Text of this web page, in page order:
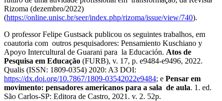
Rizoma (dezembro/2022)
(https://online.unisc.br/seer/index.php/rizoma/issue/view/740).
O professor Felipe Gustsack publicou os seguintes trabalhos, em
coautoria com outros pesquisadores: Pensamiento Kuschiano y
Apoyo Intercultural de Guarani para la Educación. Atos de
Pesquisa em Educação (FURB), v. 17, p. e9484-e9496, 2022.
Qualis (ISSN: 1809-0354) 2020: A3 DOI:
https://dx.doi.org/10.7867/1809-03542022e9484; e Pensar em
movimento: pensadores americanos para a sala de aula. 1. ed.
São Carlos-SP: Editora de Castro, 2021. v. 2. 52p.